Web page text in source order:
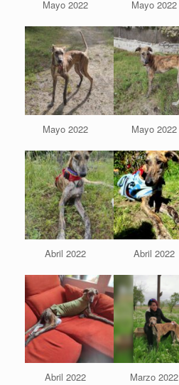
Mayo 2022 Mayo 2022
Mayo 2022 Mayo 2022
Abril 2022 Abril 2022
Abril 2022 Marzo 2022